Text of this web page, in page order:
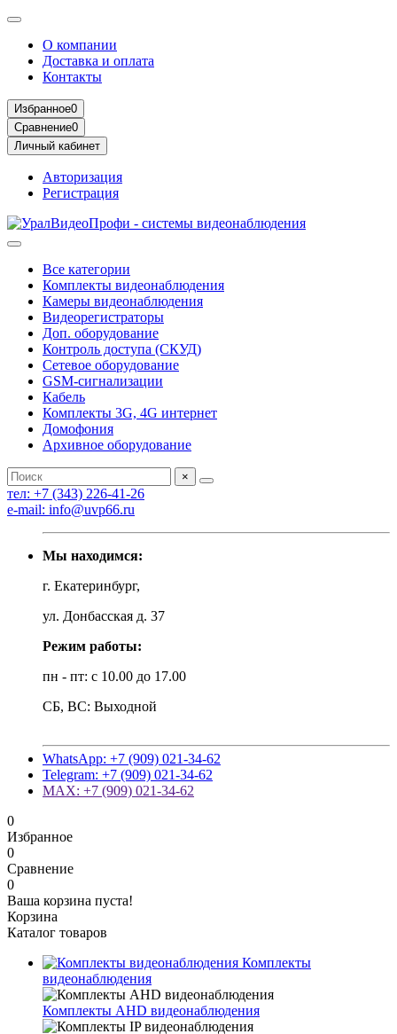
О компании
Доставка и оплата
Контакты
Избранное0
Сравнение0
Личный кабинет
Авторизация
Регистрация
Все категории
Комплекты видеонаблюдения
Камеры видеонаблюдения
Видеорегистраторы
Доп. оборудование
Контроль доступа (СКУД)
Сетевое оборудование
GSM-сигнализации
Кабель
Комплекты 3G, 4G интернет
Домофония
Архивное оборудование
×
тел: +7 (343) 226-41-26
e-mail: info@uvp66.ru
Мы находимся:
г. Екатеринбург,
ул. Донбасская д. 37
Режим работы:
пн - пт: с 10.00 до 17.00
СБ, ВС: Выходной
WhatsApp: +7 (909) 021-34-62
Telegram: +7 (909) 021-34-62
MAX: +7 (909) 021-34-62
0
Избранное
0
Сравнение
0
Ваша корзина пуста!
Корзина
Каталог товаров
Комплекты
видеонаблюдения
Комплекты AHD видеонаблюдения